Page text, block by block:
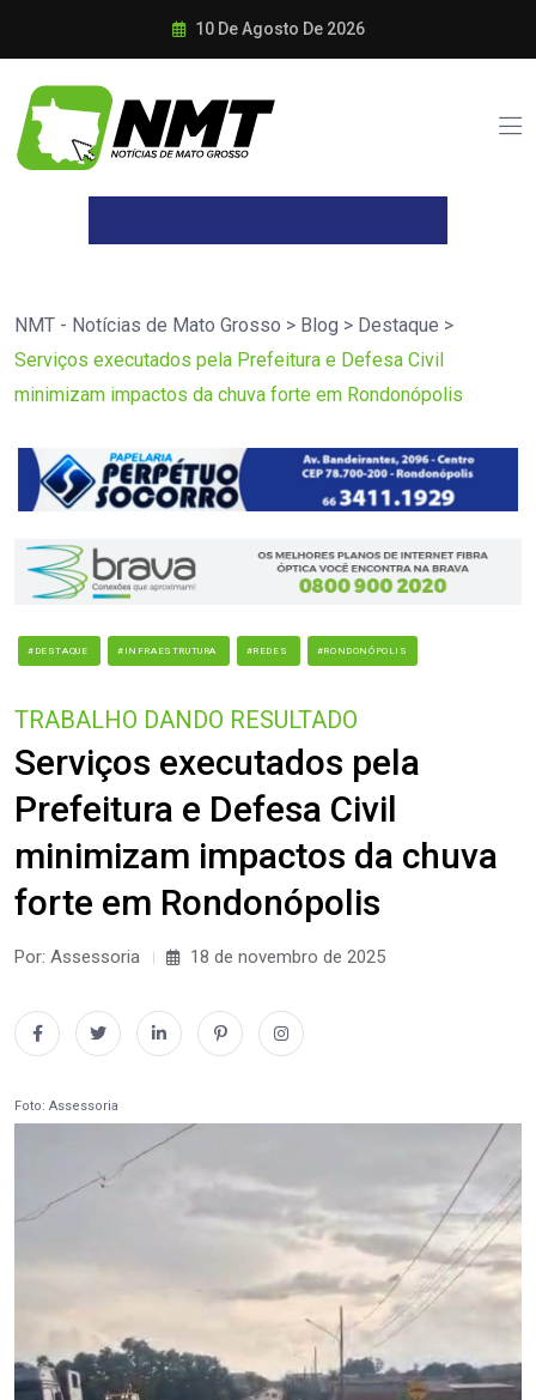
10 De Agosto De 2026
NMT - Notícias de Mato Grosso > Blog > Destaque >
Serviços executados pela Prefeitura e Defesa Civil
minimizam impactos da chuva forte em Rondonópolis
#DESTAQUE #INFRAESTRUTURA #REDES #RONDONÓPOLIS
TRABALHO DANDO RESULTADO
Serviços executados pela
Prefeitura e Defesa Civil
minimizam impactos da chuva
forte em Rondonópolis
Por: Assessoria 18 de novembro de 2025
Foto: Assessoria